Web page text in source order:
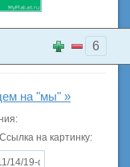
6
на "мы" »
Ссылка на картинку: